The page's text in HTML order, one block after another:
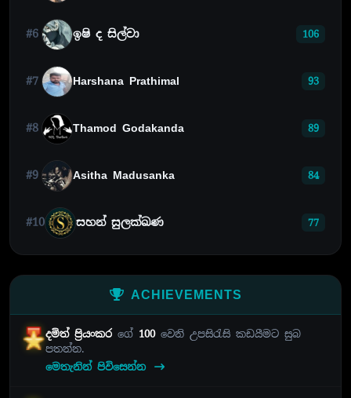
#6 ඉෂි ද සිල්වා 106
#7 Harshana Prathimal 93
#8 Thamod Godakanda 89
#9 Asitha Madusanka 84
#10 සහන් සුලක්ඛණ 77
ACHIEVEMENTS
දමිත් ප්‍රියංකරගේ 100වෙනි උපසිරැසි කඩයීමට සුබ
පතන්න.
මෙතැනින් පිවිසෙන්න